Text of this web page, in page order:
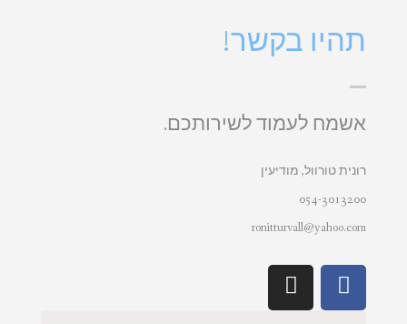
תהיו בקשר!
אשמח לעמוד לשירותכם.
רונית טורוול, מודיעין
054-3013200
ronitturvall@yahoo.com